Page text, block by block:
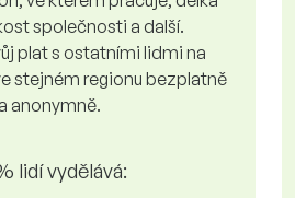
společnosti a další.
plat s ostatními lidmi na
stejném regionu bezplatně
anonymně.
lidí vydělává: